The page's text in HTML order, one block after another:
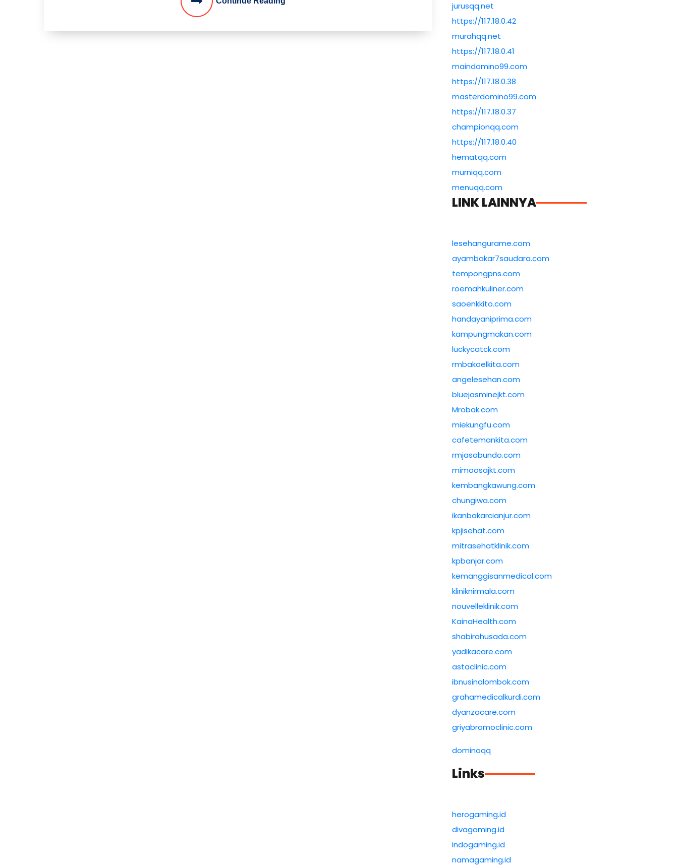
jurusqq.net
https://117.18.0.42
murahqq.net
https://117.18.0.41
maindomino99.com
https://117.18.0.38
masterdomino99.com
https://117.18.0.37
championqq.com
https://117.18.0.40
hematqq.com
murniqq.com
menuqq.com
LINK LAINNYA
lesehangurame.com
ayambakar7saudara.com
tempongpns.com
roemahkuliner.com
saoenkkito.com
handayaniprima.com
kampungmakan.com
luckycatck.com
rmbakoelkita.com
angelesehan.com
bluejasminejkt.com
Mrobak.com
miekungfu.com
cafetemankita.com
rmjasabundo.com
mimoosajkt.com
kembangkawung.com
chungiwa.com
ikanbakarcianjur.com
kpjisehat.com
mitrasehatklinik.com
kpbanjar.com
kemanggisanmedical.com
kliniknirmala.com
nouvelleklinik.com
KainaHealth.com
shabirahusada.com
yadikacare.com
astaclinic.com
ibnusinalombok.com
grahamedicalkurdi.com
dyanzacare.com
griyabromoclinic.com
dominoqq
Links
herogaming.id
divagaming.id
indogaming.id
namagaming.id